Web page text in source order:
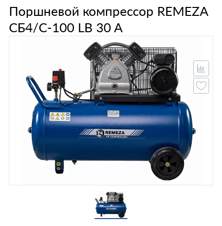
Поршневой компрессор REMEZA
СБ4/С-100 LB 30 A